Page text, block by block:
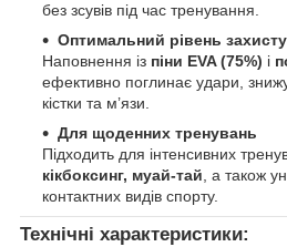
без зсувів під час тренування.
Оптимальний рівень захисту
Наповнення із піни EVA (75%) і
ефективно поглинає удари,
кістки та м’язи.
Для щоденних тренувань
Підходить для інтенсивних
кікбоксинг, муай-тай, а також
контактних видів спорту.
Технічні характеристики: